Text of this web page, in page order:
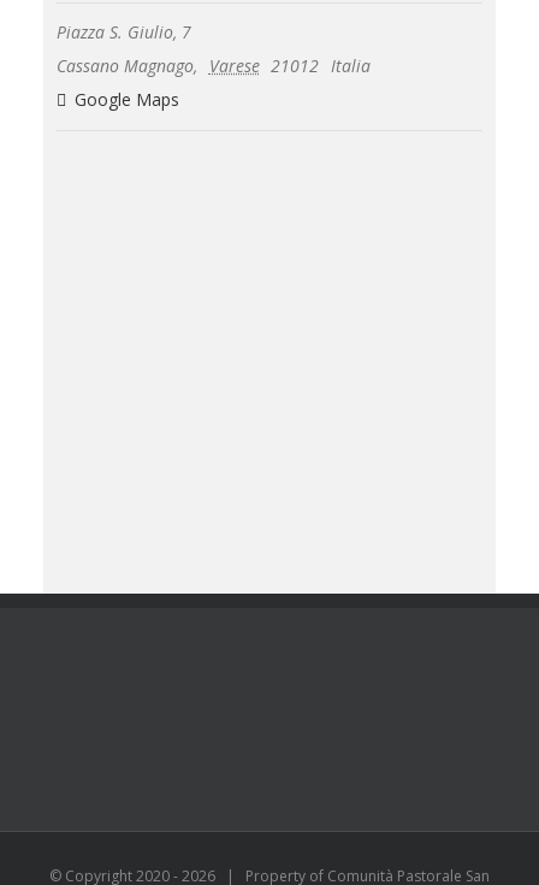
Piazza S. Giulio, 7
Cassano Magnago, Varese 21012 Italia
Google Maps
© Copyright 2020 -2026 | Property of Comunità Pastorale San